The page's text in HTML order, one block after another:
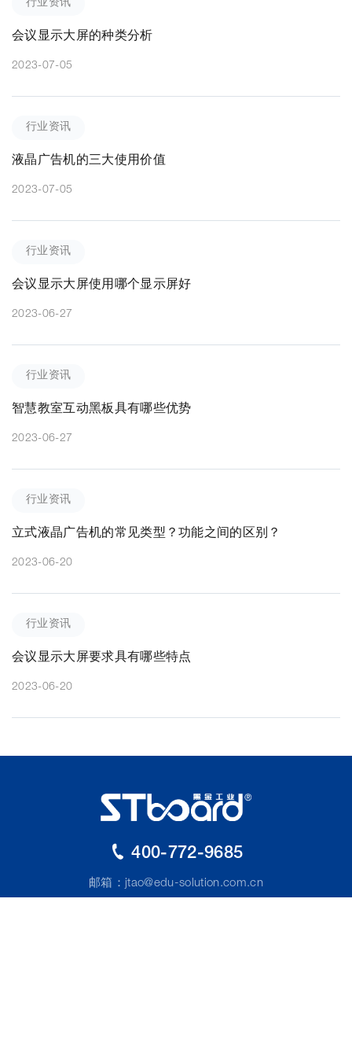
行业资讯
会议显示大屏的种类分析
2023-07-05
行业资讯
液晶广告机的三大使用价值
2023-07-05
行业资讯
会议显示大屏使用哪个显示屏好
2023-06-27
行业资讯
智慧教室互动黑板具有哪些优势
2023-06-27
行业资讯
立式液晶广告机的常见类型？功能之间的区别？
2023-06-20
行业资讯
会议显示大屏要求具有哪些特点
2023-06-20
400-772-9685
邮箱： jtao@edu-solution.com.cn